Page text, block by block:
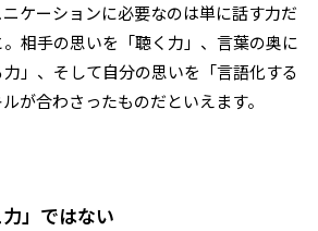
ケーションに必要なのは単に話す力だ
相手の思いを「聴く力」、言葉の奥に
」、そして自分の思いを「言語化する
が合わさったものだといえます。
力」ではない